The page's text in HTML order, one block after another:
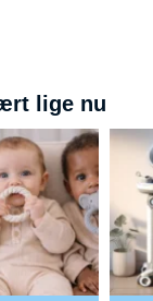
lige nu